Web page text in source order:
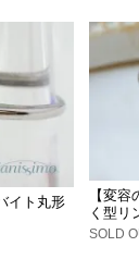
イト丸形
【変
く型リ
SOLD